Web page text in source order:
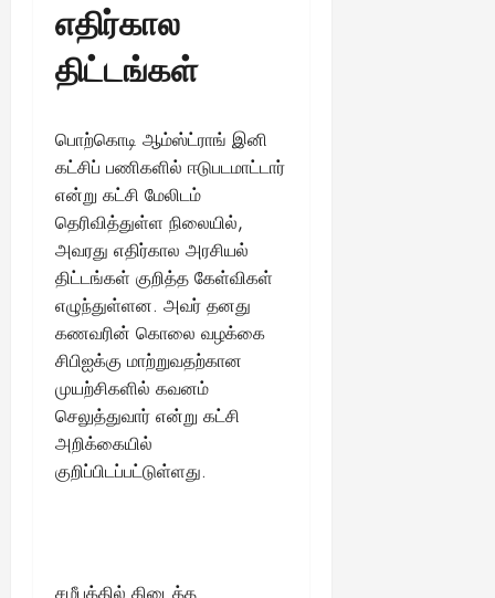
எதிர்கால
திட்டங்கள்
பொற்கொடி ஆம்ஸ்ட்ராங் இனி
கட்சிப் பணிகளில் ஈடுபடமாட்டார்
என்று கட்சி மேலிடம்
தெரிவித்துள்ள நிலையில்,
அவரது எதிர்கால அரசியல்
திட்டங்கள் குறித்த கேள்விகள்
எழுந்துள்ளன. அவர் தனது
கணவரின் கொலை வழக்கை
சிபிஐக்கு மாற்றுவதற்கான
முயற்சிகளில் கவனம்
செலுத்துவார் என்று கட்சி
அறிக்கையில்
குறிப்பிடப்பட்டுள்ளது.